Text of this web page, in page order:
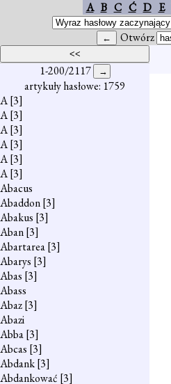
A B C Ć D E
Otwórz
1-200/2117
artykuły hasłowe: 1759
A[3]
A[3]
A[3]
A[3]
A[3]
A[3]
Abacus
Abaddon[3]
Abakus [3]
Aban[3]
Abartarea[3]
Abarys [3]
Abas [3]
Abass
Abaz[3]
Abazi
Abba[3]
Abcas [3]
Abdank[3]
Abdankować [3]